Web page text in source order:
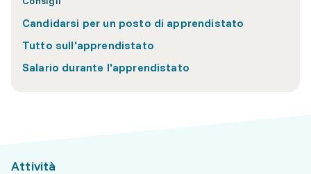
Candidarsi per un posto di apprendistato
Tutto sull'apprendistato
Salario durante l'apprendistato
Attività